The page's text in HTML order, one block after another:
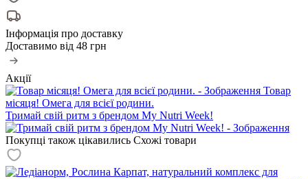
Інформація про доставку
Доставимо від 48 грн
Акції
Товар
місяця! Омега для всієї родини.
Тримай свій ритм з брендом My Nutri Week!
Покупці також цікавились Схожі товари